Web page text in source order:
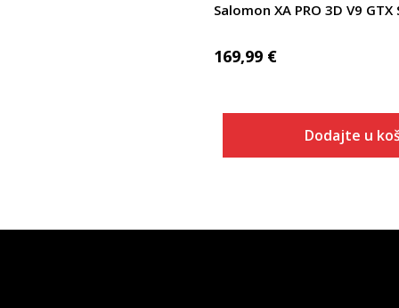
Salomon XA PRO 3D V9 GTX
169,99 €
Dodajte u